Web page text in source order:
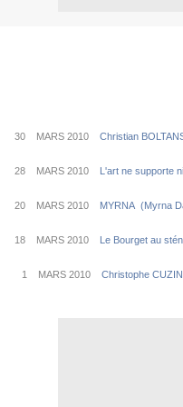
30 MARS 2010 Christian
28 MARS 2010 L'art ne supporte
20 MARS 2010 MYRNA (Myrna
18 MARS 2010 Le Bourget au
1 MARS 2010 Christophe